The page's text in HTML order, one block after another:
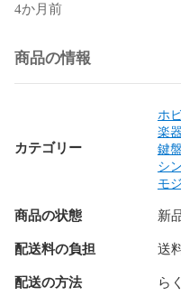
ス）の3モードをスイッチ
ち、レゾナンスを上げると
の自己発振時には約5V p-p
す。V/Octトラッキングは
VCAセクションにはGain
大+7dBのオーバードライ
トクリッピングにより自
イッチにより、VCAとフ
出せます。
2系統の独立したエンベロ
AD/AR）が搭載されており
4か月前
商品の情報
カテゴリー
ホ
楽
鍵
シ
モ
商品の状態 新
配送料の負担 送
配送の方法 ら